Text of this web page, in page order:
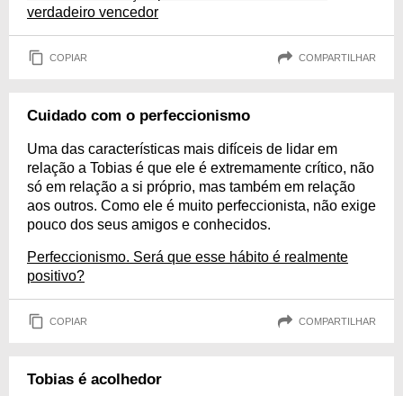
verdadeiro vencedor
COPIAR COMPARTILHAR
Cuidado com o perfeccionismo
Uma das características mais difíceis de lidar em
relação a Tobias é que ele é extremamente crítico, não
só em relação a si próprio, mas também em relação
aos outros. Como ele é muito perfeccionista, não exige
pouco dos seus amigos e conhecidos.
Perfeccionismo. Será que esse hábito é realmente
positivo?
COPIAR COMPARTILHAR
Tobias é acolhedor